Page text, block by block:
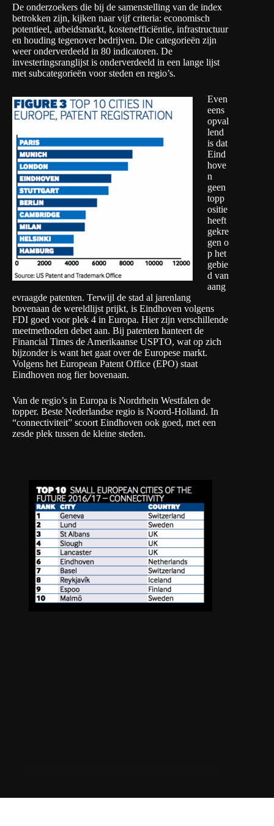
De onderzoekers die bij de samenstelling van de index
betrokken zijn, kijken naar vijf criteria: economisch
potentieel, arbeidsmarkt, kostenefficiëntie, infrastructuur
en houding tegenover bedrijven. Die categorieën zijn
weer onderverdeeld in 80 indicatoren. De
investeringsranglijst is onderverdeeld in een lange lijst
met subcategorieën voor steden en regio’s.
Even
eens
opval
lend
is dat
Eind
hove
n
geen
topp
ositie
heeft
gekre
gen o
p het
gebie
d van
aang
evraagde patenten. Terwijl de stad al jarenlang
bovenaan de wereldlijst prijkt, is Eindhoven volgens
FDI goed voor plek 4 in Europa. Hier zijn verschillende
meetmethoden debet aan. Bij patenten hanteert de
Financial Times de Amerikaanse USPTO, wat op zich
bijzonder is want het gaat over de Europese markt.
Volgens het European Patent Office (EPO) staat
Eindhoven nog fier bovenaan.
Van de regio’s in Europa is Nordrhein Westfalen de
topper. Beste Nederlandse regio is Noord-Holland. In
“connectiviteit” scoort Eindhoven ook goed, met een
zesde plek tussen de kleine steden.